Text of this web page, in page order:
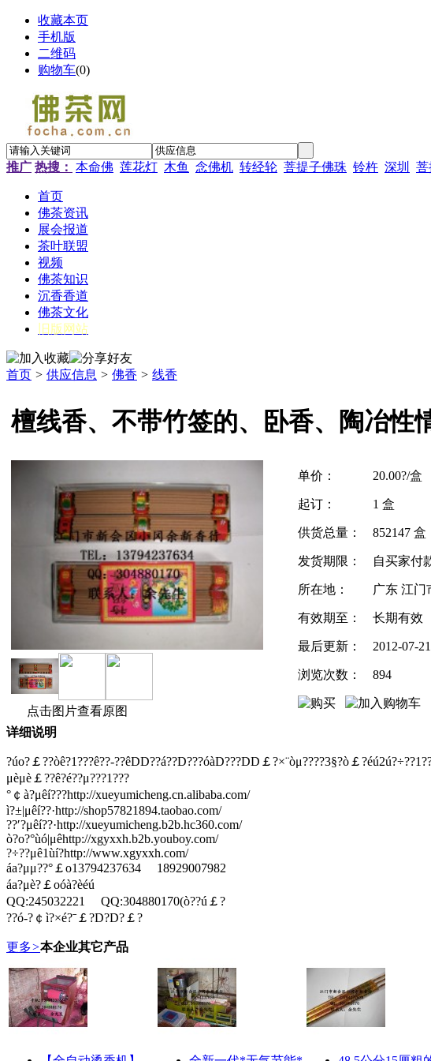
收藏本页
手机版
二维码
购物车(0)
推广 热搜： 本命佛 莲花灯 木鱼 念佛机 转经轮 菩提子佛珠 铃杵 深圳 菩
首页
佛茶资讯
展会报道
茶叶联盟
视频
佛茶知识
沉香香道
佛茶文化
旧版网站
首页 > 供应信息 > 佛香 > 线香
檀线香、不带竹签的、卧香、陶冶性
点击图片查看原图
单价： 20.00?/盒
起订： 1 盒
供货总量： 852147 盒
发货期限： 自买家付
所在地： 广东 江门
有效期至： 长期有效
最后更新： 2012-07-
浏览次数： 894
详细说明
?úo?￡??òê?1???ê??-??êDD??á??D???óàD???DD￡?×¨òμ????3§?ò￡
μèμè￡??ê?é??μ???1???
°￠à?μêí???http://xueyumicheng.cn.alibaba.com/
ì?±|μêí??·http://shop57821894.taobao.com/
??′?μêí??·http://xueyumicheng.b2b.hc360.com/
ò?o?°ùó|μêhttp://xgyxxh.b2b.youboy.com/
?÷??μê1ùí?http://www.xgyxxh.com/
áa?μμ??°￡o13794237634 18929007982
áa?μè?￡oóà?èéú
QQ:245032221 QQ:304880170(ò??ú￡?
??ó-?￠ì?×é?ˉ￡?D?D?￡?
更多>本企业其它产品